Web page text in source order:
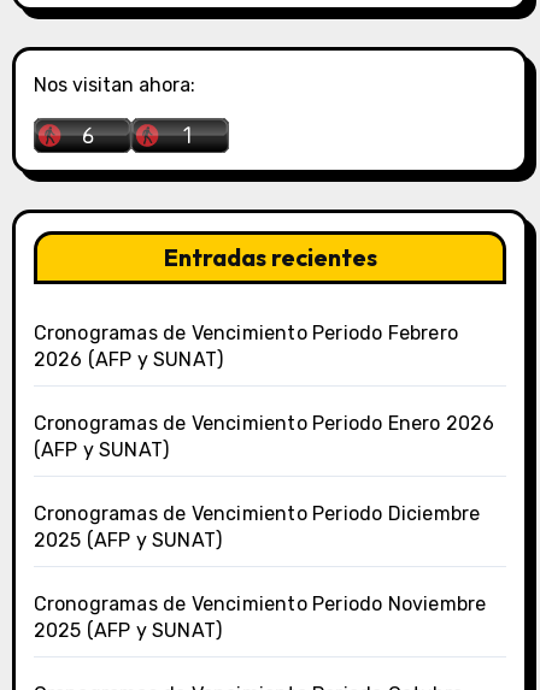
Nos visitan ahora:
Entradas recientes
Cronogramas de Vencimiento Periodo Febrero
2026 (AFP y SUNAT)
Cronogramas de Vencimiento Periodo Enero 2026
(AFP y SUNAT)
Cronogramas de Vencimiento Periodo Diciembre
2025 (AFP y SUNAT)
Cronogramas de Vencimiento Periodo Noviembre
2025 (AFP y SUNAT)